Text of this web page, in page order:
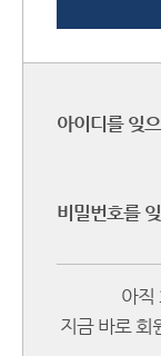
아이디를 잊
비밀번호를
아직
지금 바로 회